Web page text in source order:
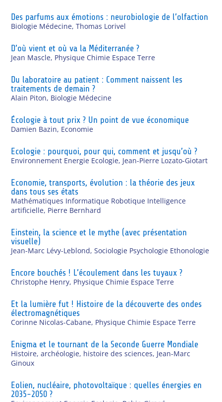
Des parfums aux émotions : neurobiologie de l’olfaction
Biologie Médecine,Thomas Lorivel
D’où vient et où va la Méditerranée ?
Jean Mascle, Physique Chimie Espace Terre
Du laboratoire au patient : Comment naissent les
traitements de demain ?
Alain Piton, Biologie Médecine
Écologie à tout prix ? Un point de vue économique
Damien Bazin, Economie
Ecologie : pourquoi, pour qui, comment et jusqu’où ?
Environnement Energie Ecologie, Jean-Pierre Lozato-Giotart
Economie, transports, évolution : la théorie des jeux
dans tous ses états
Mathématiques Informatique Robotique Intelligence
artificielle, Pierre Bernhard
Einstein, la science et le mythe (avec présentation
visuelle)
Jean-Marc Lévy-Leblond,Sociologie Psychologie Ethonologie
Encore bouchés ! L’écoulement dans les tuyaux ?
Christophe Henry, Physique Chimie Espace Terre
Et la lumière fut ! Histoire de la découverte des ondes
électromagnétiques
Corinne Nicolas-Cabane, Physique Chimie Espace Terre
Enigma et le tournant de la Seconde Guerre Mondiale
Histoire, archéologie, histoire des sciences, Jean-Marc
Ginoux
Eolien, nucléaire, photovoltaïque : quelles énergies en
2035-2050 ?